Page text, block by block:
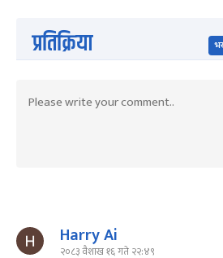
प्रतिक्रिया
Harry Ai
२०८३ वैशाख १६ गते २२:४९